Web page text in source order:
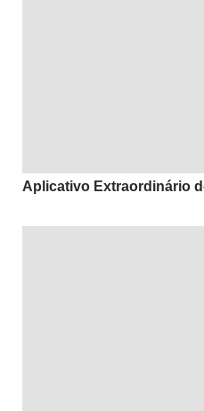
Aplicativo Extraordinário